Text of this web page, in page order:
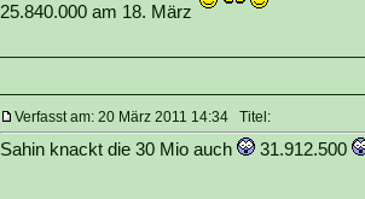
25.840.000 am 18. März
Verfasst am: 20 März 2011 14:34 Titel:
Sahin knackt die 30 Mio auch 31.912.500